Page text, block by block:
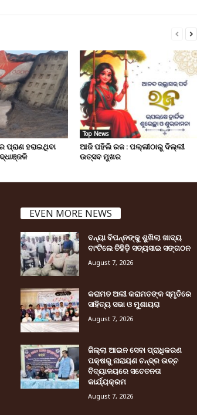
ପ୍ରାଣ ହରାଇଥିବା
Top News
ଆଜି ପହିଲି ରଜ : ପଲ୍ଲୀଠାରୁ ଦିଲ୍ଲୀ
ଉତ୍ସବ ମୁଖର
EVEN MORE NEWS
ବନ୍ୟା ବିପନ୍ନଙ୍କୁ ଶୁଖିଲା ଖାଦ୍ୟ
ବାଂଟିଲେ ତିହିଡି଼ ସତ୍ୟସାଇ ସଙ୍ଗଠନ
August 7, 2026
କରାମତ ଅଲୀ କରାମତଙ୍କ ସ୍ମୃତିରେ
ସାହିତ୍ୟ ସଭା ଓ ମୁଶାୟରା
August 7, 2026
ଜିଲ୍ଲା ଆଇନ ସେବା ପ୍ରାଧିକରଣ
ପକ୍ଷରୁ ନାରାୟଣ ଚନ୍ଦ୍ର ଉଚ୍ଚ
ବିଦ୍ୟାଳୟରେ ସଚେତନତା
କାର୍ଯ୍ୟକ୍ରମ
August 7, 2026